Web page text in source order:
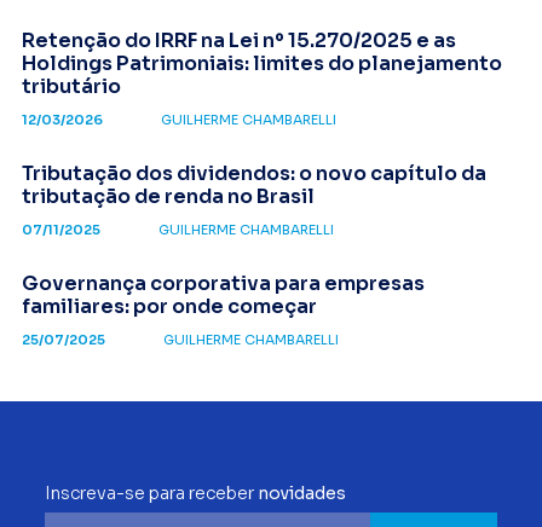
Retenção do IRRF na Lei nº 15.270/2025 e as
Holdings Patrimoniais: limites do planejamento
tributário
12/03/2026 GUILHERME CHAMBARELLI
Tributação dos dividendos: o novo capítulo da
tributação de renda no Brasil
07/11/2025 GUILHERME CHAMBARELLI
Governança corporativa para empresas
familiares: por onde começar
25/07/2025 GUILHERME CHAMBARELLI
Inscreva-se para receber novidades